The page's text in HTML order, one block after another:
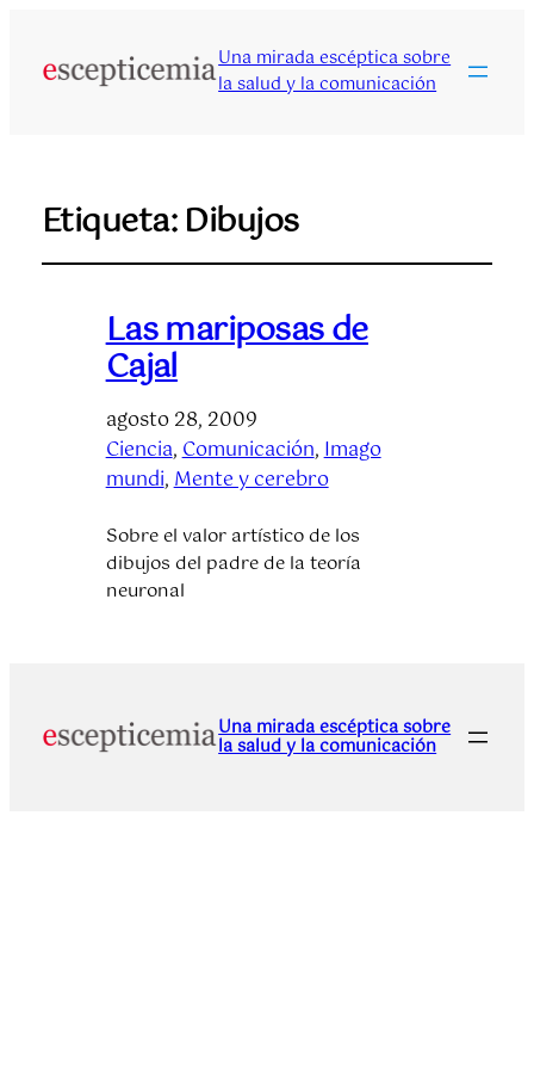
Una mirada escéptica sobre
la salud y la comunicación
Etiqueta:Dibujos
Las mariposas de
Cajal
agosto 28, 2009
Ciencia, Comunicación, Imago
mundi, Mente y cerebro
Sobre el valor artístico de los
dibujos del padre de la teoría
neuronal
Una mirada escéptica sobre
la salud y la comunicación